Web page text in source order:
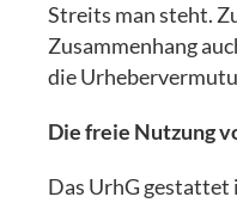
Streits man steht.
Zusammenhang
die
Die freie Nutzung
Das UrhG gestattet